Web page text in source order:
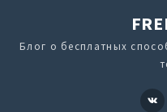
Блог о бесплатных